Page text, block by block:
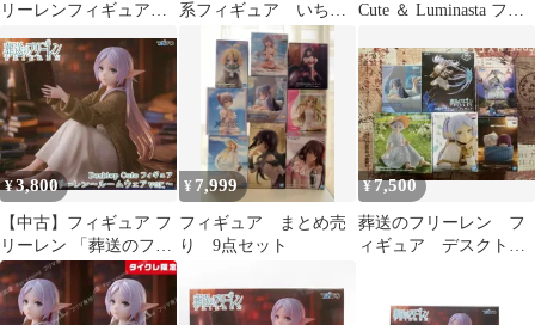
リーレンフィギュア
系フィギュア いちご
100％ 東城綾 8体
まとめ売り
Cute ＆ Luminasta フィ
¥3,800
【中古】フィギュア フ
リーレン 「葬送のフリ
ーレン」 Desktop Cute
フィギュア フリーレン
～ルームウェアver.～
¥ 7,999
フィギュア まとめ売
り 9点セット
¥7,500
葬送のフリーレン フ
ィギュア デスクトッ